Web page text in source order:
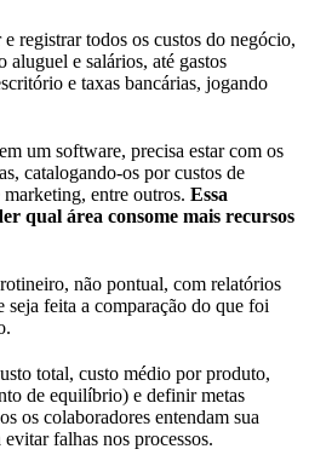
registrar todos os custos do negócio,
aluguel e salários, até gastos
e taxas bancárias, jogando
um software, precisa estar com os
catalogando-os por custos de
entre outros. Essa
qual área consome mais recursos
não pontual, com relatórios
seja feita a comparação do que foi
total, custo médio por produto,
de equilíbrio) e definir metas
os colaboradores entendam sua
falhas nos processos.